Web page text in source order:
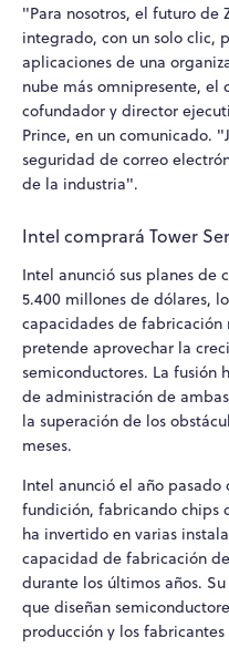
"Para nosotros, el futuro de
integrado, con un solo clic,
aplicaciones de una
nube más omnipresente, el
cofundador y director
Prince, en un comunicado.
seguridad de correo
de la industria".
Intel comprará Tower
Intel anunció sus planes de
5.400 millones de dólares,
capacidades de fabricación
pretende aprovechar la
semiconductores. La fusión
de administración de
la superación de los
meses.
Intel anunció el año pasado
fundición, fabricando chips
ha invertido en varias
capacidad de fabricación
durante los últimos años.
que diseñan
producción y los